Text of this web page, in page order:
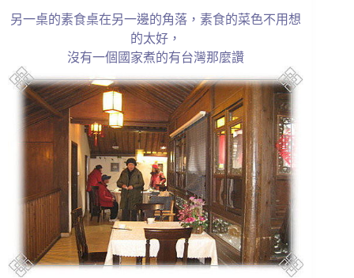
另一桌的素食桌在另一邊的角落，素食的菜色不用想
的太好，
沒有一個國家煮的有台灣那麼讚